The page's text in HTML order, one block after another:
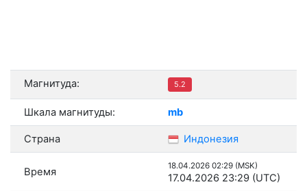
Магнитуда: 5.2
Шкала магнитуды: mb
Страна Индонезия
Время 18.04.2026 02:29 (MSK)
17.04.2026 23:29 (UTC)